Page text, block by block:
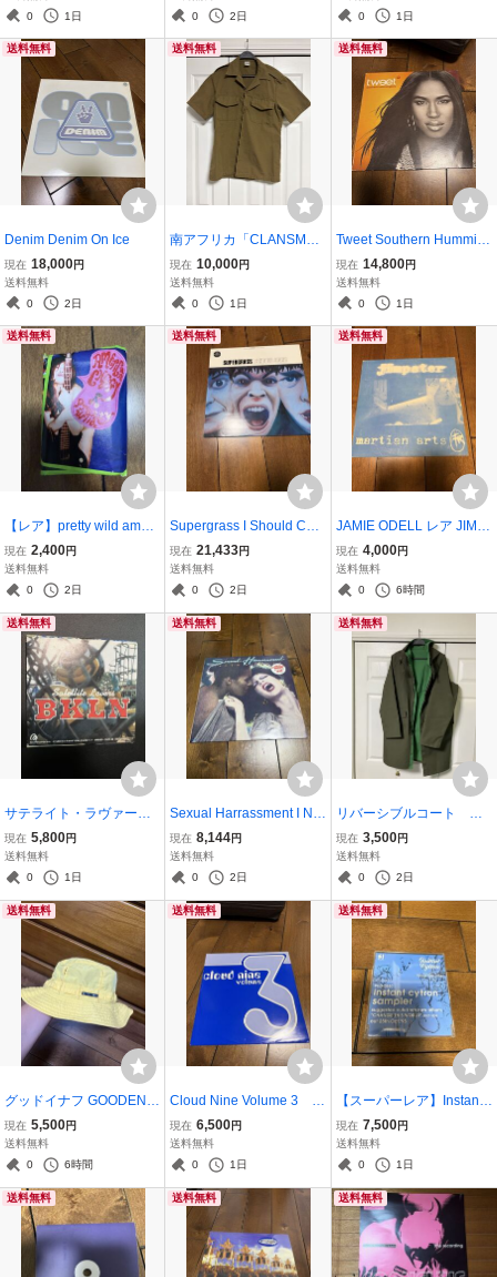
Recording
0
1日
c Breakbeat Hardcore Ju
ords 33R
0
2日
着 ビンテージ ANARC
0
1日
送料無料
Denim Denim On Ice
現在 18,000円
送料無料
0
2日
送料無料
南アフリカ「CLANSMA
N」（クランズマン）ミリ
タリー シャツ 古着
ビンテージ 軍もの
South Africa」
現在 10,000円
送料無料
0
1日
送料無料
Tweet Southern Humming
bird レコード
現在 14,800円
送料無料
0
1日
送料無料
【レア】pretty wild ameri
can cherry カセット 90年
代 インディーズ
現在 2,400円
送料無料
0
2日
送料無料
Supergrass I Should Coc
o スーパーグラス オリジ
ナル盤 LP（アナログ）
現在 21,433円
送料無料
0
2日
送料無料
JAMIE ODELL レア JIMP
STER Martian Arts(1996)
レコード Techno, Electro
Electronic Broken Beat
現在 4,000円
送料無料
0
6時間
送料無料
サテライト・ラヴァーズ /
BKLN (CD) Satellite Love
rs サテライトラバーズ
渋谷系 90年代
現在 5,800円
送料無料
0
1日
送料無料
Sexual Harrassment I Ne
ed A Freak アングラニ
ューウェーブ
現在 8,144円
送料無料
0
2日
送料無料
リバーシブルコート ユ
ニクロ(UNIQLO)とJW ア
ンダーソン(JW Anderson)
のコラボレーション2019
風・透湿加工
現在 3,500円
送料無料
0
2日
送料無料
グッドイナフ GOODENO
UGHハットTARCOM美品
イエロー
現在 5,500円
送料無料
0
6時間
送料無料
Cloud Nine Volume 3 1
2インチ 12inch Electr
onic Breakbeat Hardcore
Jungle Moving Shadow S
現在 6,500円
送料無料
0
1日
送料無料
【スーパーレア】Instant
Cytron Instant Cytron Sa
mpler インスタント・シ
トロン 渋谷系
現在 7,500円
送料無料
0
1日
送料無料 送料無料 送料無料